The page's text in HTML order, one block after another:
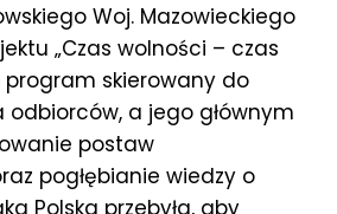
Woj. Mazowieckiego
„Czas wolności – czas
program skierowany do
odbiorców, a jego głównym
postaw
pogłębianie wiedzy o
Polska przebyła, aby